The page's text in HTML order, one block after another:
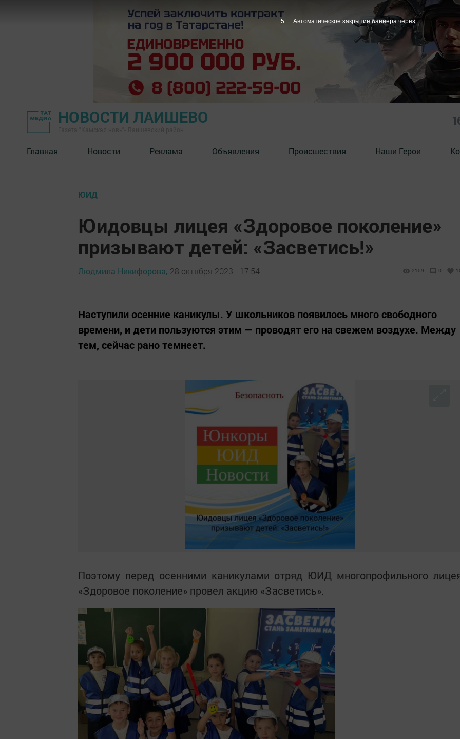
НОВОСТИ ЛАИШЕВО
Главная Новости Реклама Объявления Происшествия Наши Герои
ЮИД
Юидовцы лицея «Здоровое поколение»
призывают детей: «Засветись!»
Людмила Никифорова, 28 октября 2023 - 17:54 2159 0
Наступили осенние каникулы. У школьников появилось много свободного
времени, и дети пользуются этим — проводят его на свежем воздухе. Между
тем, сейчас рано темнеет.
Поэтому перед осенними каникулами отряд ЮИД многопрофильного
«Здоровое поколение» провел акцию «Засветись».
4 Автоматическое закрытие баннера через